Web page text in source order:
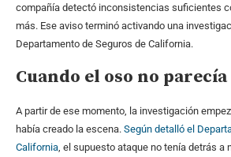
compañía detectó inconsistencias suficientes
más. Ese aviso terminó activando una
Departamento de Seguros de California.
Cuando el oso no parecía
A partir de ese momento, la investigación
había creado la escena. Según detalló el
California , el supuesto ataque no tenía detrás a